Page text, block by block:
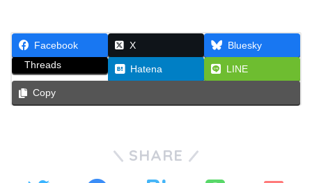
Facebook X
Bluesky
Threads
Hatena LINE
Copy
SHARE